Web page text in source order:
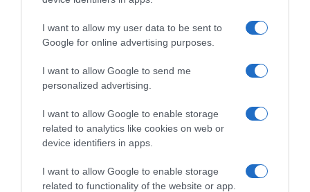
I want to allow my user data to be sent to
Google for online advertising purposes.
I want to allow Google to send me
personalized advertising.
I want to allow Google to enable storage
related to analytics like cookies on web or
device identifiers in apps.
I want to allow Google to enable storage
related to functionality of the website or app.
2026-08-08.